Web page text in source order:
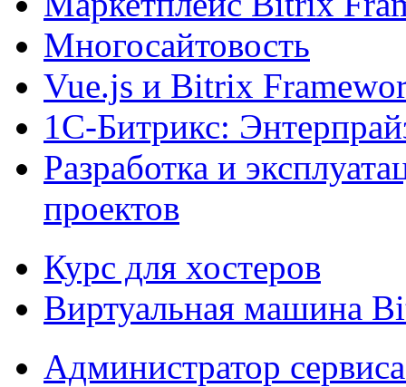
Многосайтовость
Vue.js и Bitrix
1С-Битрикс:
Разработка и
проектов
Курс для хостеров
Виртуальная машина
Администратор